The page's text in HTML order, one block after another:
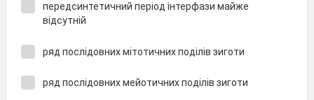
передсинтетичний період інтерфази майже
відсутній
ряд послідовних мітотичних поділів зиготи
ряд послідовних мейотичних поділів зиготи